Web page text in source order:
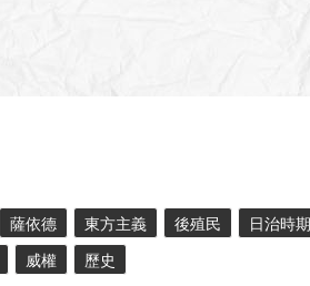
薩依德 東方主義 後殖民 日治時期
威權 歷史